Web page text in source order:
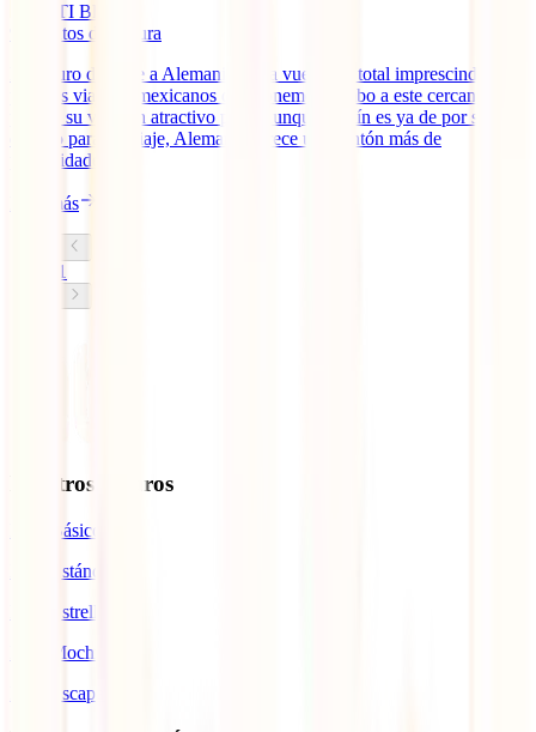
IATI Blog
minutos de lectura
El seguro de viaje a Alemania se ha vuelto un total imprescindible
para los viajeros mexicanos que ponemos rumbo a este cercano
pero, a su vez, tan atractivo país. Aunque Berlín es ya de por sí un
destino para un viaje, Alemania ofrece un montón más de
posibilidades.
Leer más
1
Nuestros seguros
IATI Básico
IATI Estándar
IATI Estrella
IATI Mochilero
IATI Escapadas